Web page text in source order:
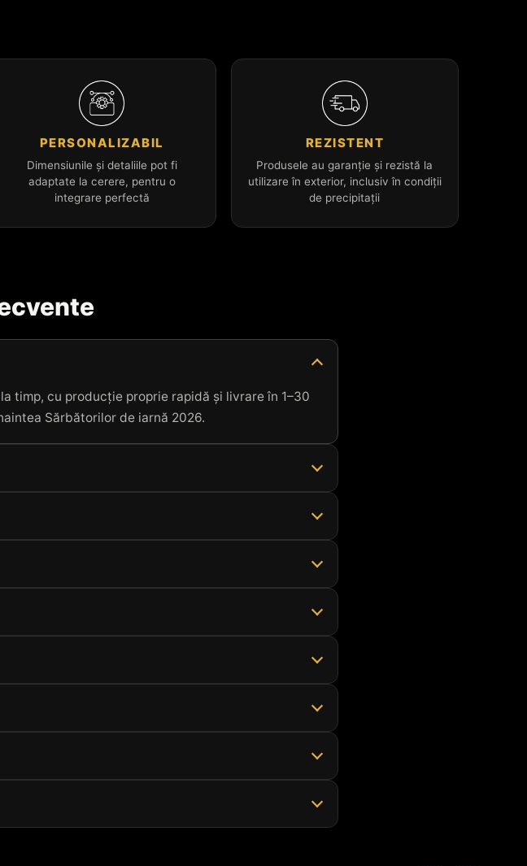
PERSONALIZABIL
Dimensiunile și detaliile pot fi
adaptate la cerere, pentru o
integrare perfectă
REZISTENT
Produsele au garanție și rezistă la
utilizare în exterior, inclusiv în condiții
de precipitații
timp, cu producție proprie rapidă și livrare în 1–30
Sărbătorilor de iarnă 2026.